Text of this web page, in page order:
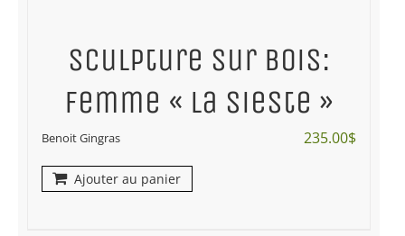
Sculpture sur bois:
femme « La sieste »
Benoit Gingras 235.00$
Ajouter au panier